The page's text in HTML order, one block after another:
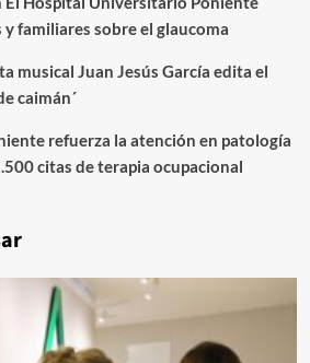
familiares sobre el glaucoma
musical Juan Jesús García edita el
caimán´
refuerza la atención en patología
citas de terapia ocupacional